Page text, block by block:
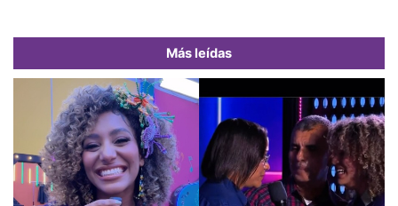
Más leídas